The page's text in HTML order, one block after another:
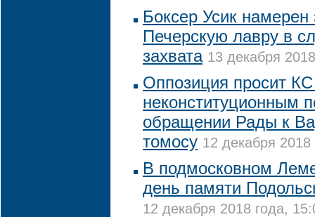
Боксер Усик
Печерскую лавру в
захвата 13 декабря
Оппозиция просит КС
неконституционным
обращении Рады к
томосу 12 декабря 2018
В подмосковном
день памяти
12 декабря 2018 года,